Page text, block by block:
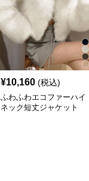
¥10,160 (税込)
ふわふわエコファーハイ
ネック短丈ジャケット